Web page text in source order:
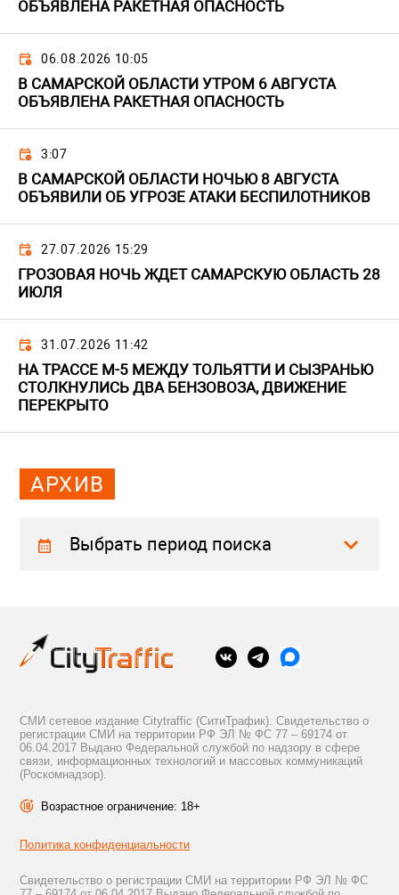
ОБЪЯВЛЕНА РАКЕТНАЯ ОПАСНОСТЬ
06.08.2026 10:05
В САМАРСКОЙ ОБЛАСТИ УТРОМ 6 АВГУСТА
ОБЪЯВЛЕНА РАКЕТНАЯ ОПАСНОСТЬ
3:07
В САМАРСКОЙ ОБЛАСТИ НОЧЬЮ 8 АВГУСТА
ОБЪЯВИЛИ ОБ УГРОЗЕ АТАКИ БЕСПИЛОТНИКОВ
27.07.2026 15:29
ГРОЗОВАЯ НОЧЬ ЖДЕТ САМАРСКУЮ ОБЛАСТЬ 28
ИЮЛЯ
31.07.2026 11:42
НА ТРАССЕ М-5 МЕЖДУ ТОЛЬЯТТИ И СЫЗРАНЬЮ
СТОЛКНУЛИСЬ ДВА БЕНЗОВОЗА, ДВИЖЕНИЕ
ПЕРЕКРЫТО
АРХИВ
Выбрать период поиска
СМИ сетевое издание Citytraffic (СитиТрафик). Свидетельство о
регистрации СМИ на территории РФ ЭЛ № ФС 77 – 69174 от
06.04.2017 Выдано Федеральной службой по надзору в сфере
связи, информационных технологий и массовых коммуникаций
(Роскомнадзор).
Возрастное ограничение: 18+
Политика конфиденциальности
Свидетельство о регистрации СМИ на территории РФ ЭЛ № ФС